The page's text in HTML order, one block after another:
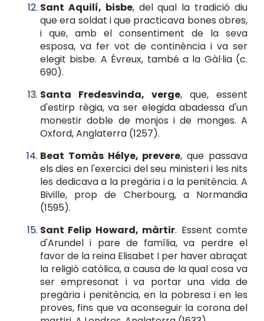
Sant Aquilí, bisbe, del qual la tradició diu
que era soldat i que practicava bones obres,
i que, amb el consentiment de la seva
esposa, va fer vot de continència i va ser
elegit bisbe. A Évreux, també a la Gàl·lia (c.
690).
Santa Fredesvinda, verge, que, essent
d'estirp règia, va ser elegida abadessa d'un
monestir doble de monjos i de monges. A
Oxford, Anglaterra (1257).
Beat Tomàs Hélye, prevere, que passava
els dies en l'exercici del seu ministeri i les nits
les dedicava a la pregària i a la penitència. A
Biville, prop de Cherbourg, a Normandia
(1595).
Sant Felip Howard, màrtir. Essent comte
d'Arundel i pare de família, va perdre el
favor de la reina Elisabet I per haver abraçat
la religió catòlica, a causa de la qual cosa va
ser empresonat i va portar una vida de
pregària i penitència, en la pobresa i en les
proves, fins que va aconseguir la corona del